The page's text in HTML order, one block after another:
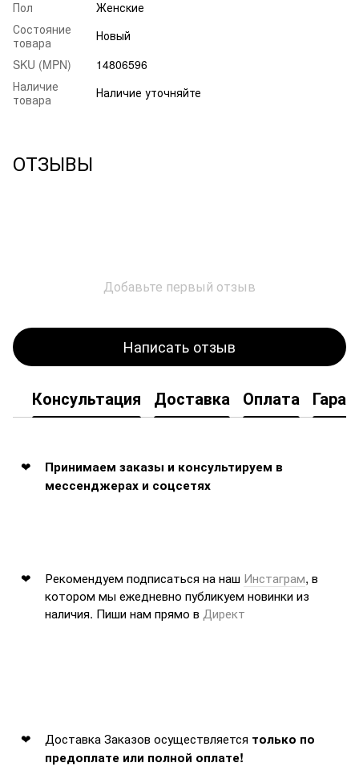
Пол
Женские
Состояние
товара
Новый
SKU (MPN)
14806596
Наличие
товара
Наличие уточняйте
ОТЗЫВЫ
Добавьте первый отзыв
Написать отзыв
Консультация Доставка Оплата
Принимаем заказы и консультируем в
мессенджерах и соцсетях
Рекомендуем подписаться на наш Инстаграм, в
котором мы ежедневно публикуем новинки из
наличия. Пиши нам прямо в Директ
Доставка Заказов осуществляется только по
предоплате или полной оплате!